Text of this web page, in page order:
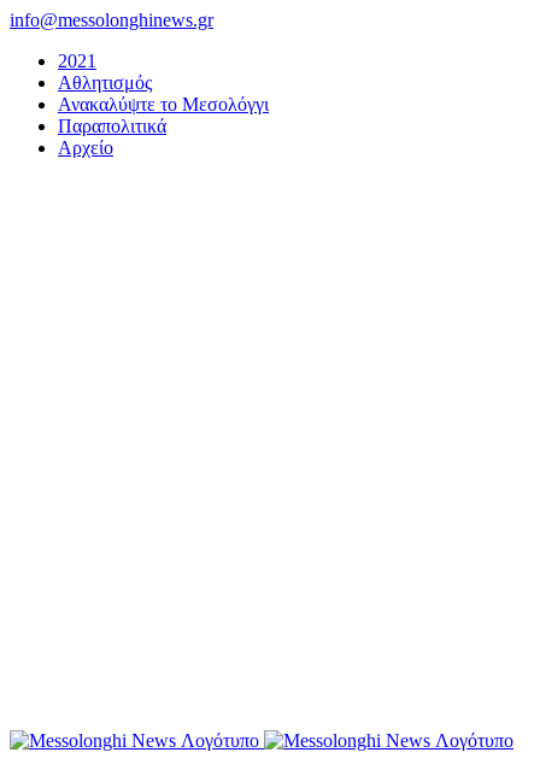
Μετάβαση
περιεχόμενο
info@messolonghinews.gr
2021
Αθλητισμός
Ανακαλύψτε το Μεσολόγγι
Παραπολιτικά
Αρχείο